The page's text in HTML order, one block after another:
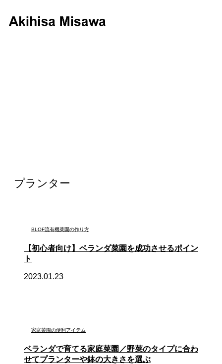
プランター
BLOF流有機菜園の作り方
【初心者向け】ベランダ菜園を成功させるポイン
ト
2023.01.23
家庭菜園の便利アイテム
ベランダで育てる家庭菜園／野菜のタイプに合わ
せてプランターや鉢の大きさを選ぶ